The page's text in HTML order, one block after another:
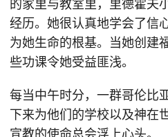
的家里与教室里，里德霍夫
经历。她很认真地学会了信
为她生命的根基。当她创建
些功课令她受益匪浅。
每当中午时分，一群哥伦比
下来为他们的学校以及神在
宣教的使命总会浮上心头。